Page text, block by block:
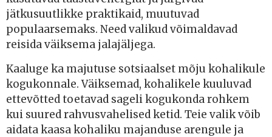
jätkusuutlikke praktikaid, muutuvad
populaarsemaks. Need valikud võimaldavad
reisida väiksema jalajäljega.
Kaaluge ka majutuse sotsiaalset mõju kohalikule
kogukonnale. Väiksemad, kohalikele kuuluvad
ettevõtted toetavad sageli kogukonda rohkem
kui suured rahvusvahelised ketid. Teie valik võib
aidata kaasa kohaliku majanduse arengule ja